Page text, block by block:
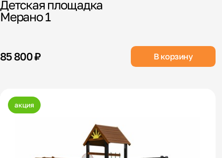
Детская площадка
Мерано 1
85 800 ₽ В корзину
акция